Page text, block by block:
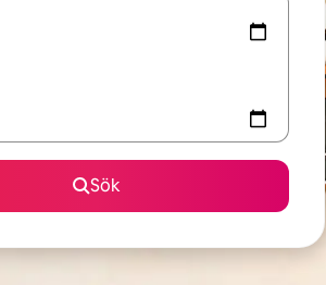
Sök